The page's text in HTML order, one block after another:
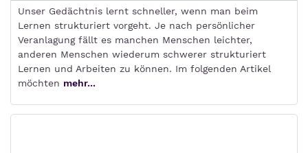
Unser Gedächtnis lernt schneller, wenn man beim
Lernen strukturiert vorgeht. Je nach persönlicher
Veranlagung fällt es manchen Menschen leichter,
anderen Menschen wiederum schwerer strukturiert
Lernen und Arbeiten zu können. Im folgenden Artikel
möchten mehr...